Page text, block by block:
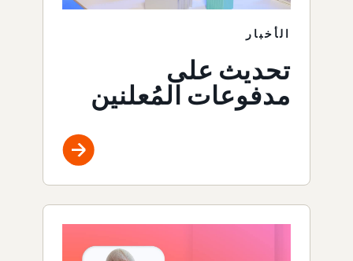
الأخبار
تحديث على
مدفوعات المُعلنين